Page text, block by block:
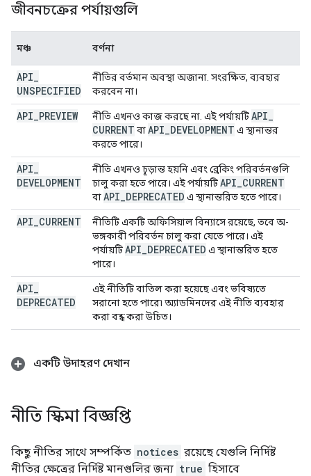
জীবনচক্রের পর্যায়গুলি
মঞ্চ বর্ণনা
API
UNSPECIFIED
নীতির বর্তমান অবস্থা অজানা. সংরক্ষিত, ব্যবহার
করবেন না।
API PREVIEW নীতি এখনও কাজ করছে না. এই পর্যায়টিAPI
CURRENT বাAPI DEVELOPMENT এ স্থানান্তর
করতে পারে।
API
DEVELOPMENT
নীতি এখনও চূড়ান্ত হয়নি এবং ব্রেকিং পরিবর্তনগুলি
চালু করা হতে পারে। এই পর্যায়টিAPI CURRENT
বাAPI DEPRECATED এ স্থানান্তরিত হতে পারে।
API CURRENT
নীতিটি একটি অফিসিয়াল বিন্যাসে রয়েছে, তবে অ-
ভঙ্গকারী পরিবর্তন চালু করা যেতে পারে। এই
পর্যায়টিAPI DEPRECATED এ স্থানান্তরিত হতে
পারে।
API
DEPRECATED
এই নীতিটি বাতিল করা হয়েছে এবং ভবিষ্যতে
সরানো হতে পারে৷ অ্যাডমিনদের এই নীতি ব্যবহার
করা বন্ধ করা উচিত।
একটি উদাহরণ দেখান
নীতি স্কিমা বিজ্ঞপ্তি
কিছু নীতির সাথে সম্পর্কিত notices রয়েছে যেগুলি নির্দিষ্ট
নীতির ক্ষেত্রের নির্দিষ্ট মানগুলির জন্য true হিসাবে